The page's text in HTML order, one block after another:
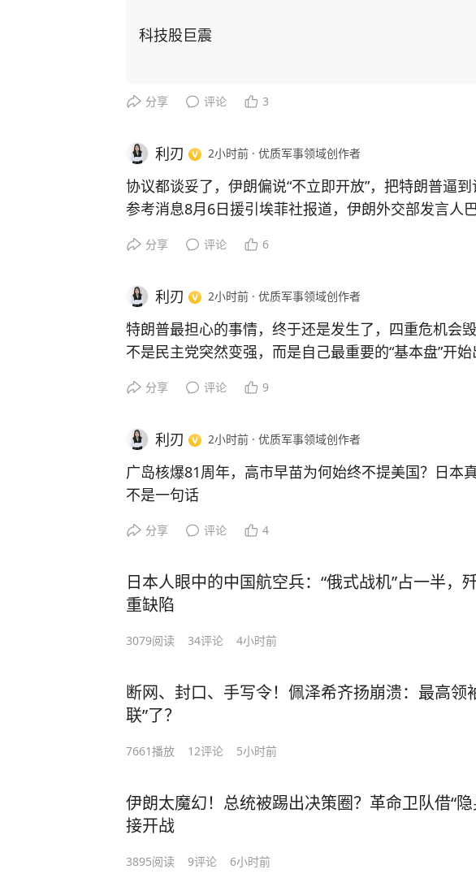
仔细观察最近这一轮南海局势，会发现一个明显规律：
已经形成了一套固定的节奏——海上制造摩擦、媒体放
也就是说，真正的”战场”，已经不仅仅在海上，而是在
面。
为什么菲律宾要这样做？原因并不复杂。
一方面，菲律宾希望不断强化所谓”受胁迫者”的国际
另一方面，通过持续制造事件，也是在不断测试中国的
但问题在于，这种策略并不能真正改变南海的客观现实
中国在南海的维权执法越来越成熟，海警力量、执法机
置能力不断完善。面对挑衅，中方始终坚持依法维权，
因为一时情绪升级事态，而是坚持依法、专业、规范
事实上，中国外交部近期的表态也始终保持一致：中方
同时，中方始终主张通过对话协商妥善管控分歧，但
侵犯中国领土主权和海洋权益的行为。
这也意味着，中国既不会因为挑衅而退让，也不会轻
从更大的地区格局来看，南海问题早已不仅仅是中菲
题。近年来，美国持续强化在地区的军事存在，推动与
本、澳大利亚等盟友加强安全合作，南海逐渐成为大国
重要节点。在这样的背景下，菲律宾的一些海上动作
不过，国际政治终究还是要回到现实利益。频繁制造摩
够获得一时的国际关注，却难以真正改善地区安全环境
会影响两国互利合作和地区稳定。
定重复动作！
因为，菲律宾不断挑衅，目的是要把南海塑造成长期国
可控范围内，不让个别海上事件演变成更大范围的地区
点。对于普通人来说，这意味着去日本旅游、购物可
国际金融市场来说，这释放出的信号远比汇率波动本
一个一直高举”市场决定汇率”旗帜的美国，为什么会
很多人第一反应是，特朗普与日本首相高市早苗关系
过去几年，美国持续维持高利率，全球资本疯狂流向
币政策，美日之间巨大的利差，让日元一路走弱。从
多年甚至接近四十年来的新低。表面上看，日本出口
重。日本能源、粮食、芯片等大量依赖进口，汇率越
瘪，企业成本越高，政府承受的政治压力也越来越大。
甚至可以说，日本这些年承受的很多压力，本身就与
率吸走全球资金，美元越来越强，而日本却不得不承
此同时，日本还不断提高防卫预算，计划将防卫开支
购美国F-35战斗机、“战斧”巡航导弹等装备。换句话
不仅如此，日本还是美国国债的重要海外持有者，也
利率红利的时候，日本却在承受资本外流、货币贬值
所以，在我看来，美国这些年几乎把日本的价值利用
元强势的冲击；安全上，日本不断增加军费采购美国
国金融市场。美国享受了强美元带来的红利，而日本
也正因为如此，这次美国出手，我更愿意理解为：这
为什么？因为日本不能倒。
如果日元继续暴跌，日本金融市场可能出现更大波动
可能出售更多海外资产，包括部分美国国债回笼资金
经济会受到冲击，美国金融市场和整个亚洲金融体系
险。
说到底，美国救的不是日元，而是自己苦心经营多年
更耐人寻味的是，这件事再次撕开了国际金融的一层”滤
身利益时，它同样会毫不犹豫地下场。从1985年的《
危机期间多国联手稳定市场，再到如今出手稳定日元
市场，从来不是国际金融运行的全部逻辑。平稳时期
科技股巨震
分享 评论 3
利刃 2小时前 · 优质军事领域创作者
协议都谈妥了，伊朗偏说“不立即开放”，把特朗普逼到
参考消息8月6日援引埃菲社报道，伊朗外交部发言人
致，联合声明正在起草的最后阶段。听着像个好消息对
不会让霍尔木兹海峡立即重新开放。他说得很直白：海
源在美国和以色列对伊朗发动的军事行动及其引发的安
要美国对伊朗船只和港口的封锁还在，只要美方那些"
就这一个"立即"，信息量比整篇新闻都大。
果它打算让步，趁着和阿曼谈妥新航道的机会顺势宣布
放"。翻译过来就是：航道我们可以谈，新航线可以划
么时候真正放开，得看你美国的表现。
这就有意思了。
美以联手打伊朗，随后逼着伊朗坐到谈判桌前，签了
录，特朗普还放话"60天内达成最终协议，否则采取让
的行动"。到了6月，特朗普又在社交媒体上连发帖子，
朗10美分都拿不到"，一会儿又说"大约700艘船正源源
可现实呢？伊朗用"不立即开放"这五个字，轻轻巧巧就
胜利"的包装纸撕了。
了，它是一张牌。 一张美国必须认真面对、却又没法
黄金水道，它不是靠军事优势就能"炸开"的。伊朗和
道，谈的是技术、法律、安全、环境一整套海上交通
定。
分享 评论 6
利刃 2小时前 · 优质军事领域创作者
特朗普最担心的事情，终于还是发生了，四重危机会
不是民主党突然变强，而是自己最重要的“基本盘”开始
乎所有决定中期选举胜负的关键州，特朗普支持率已经
立选民也正在加速流失。
很多人觉得，一次民调说明不了什么。
但真正的问题不是数字，而是流失的人是谁。
第一，摇摆州重要性
全国平均支持率只能代表舆论。
但是美国真正决定中期选举的，是几个摇摆州。
这些州几乎决定着众议院席位，也决定着参议院控制权
和特朗普保持距离。
美国政治有一句话：总统输了民意，议员先跑。
第二，年轻人与独立选民为什么一起流失
真正决定胜负的是两类人。
第一类，年轻人。
第二类，没有固定党派倾向的独立选民。
分享 评论 9
利刃 2小时前 · 优质军事领域创作者
广岛核爆81周年，高市早苗为何始终不提美国？日本
不是一句话
而广岛核爆81周年，高市早苗为何始终不提谁炸的？日
是战略自主。
那我问你，如果今天高市早苗真的在纪念仪式上公开点
发生什么？
预算、强化军事能力，也离不开美国支持。在这样的现
一场本该属于历史的纪念活动，早已无法脱离现实政治
所以，高市早苗回避的，与其说是一段历史，不如说是
这些年，广岛和长崎纪念活动越来越强调“核爆受害者”
吁和平、反对核武，这当然值得肯定。但与此同时，
爆发、是谁发动了战争、又是谁最终投下原子弹，这些
脉络却越来越少被放在一起讲述。
分享 评论 4
日本人眼中的中国航空兵：“俄式战机”占一半，
重缺陷
3079阅读 34评论 4小时前
断网、封口、手写令！佩泽希齐扬崩溃：最高领
联”了？
7661播放 12评论 5小时前
伊朗太魔幻！总统被踢出决策圈？革命卫队借“隐
接开战
3895阅读 9评论 6小时前